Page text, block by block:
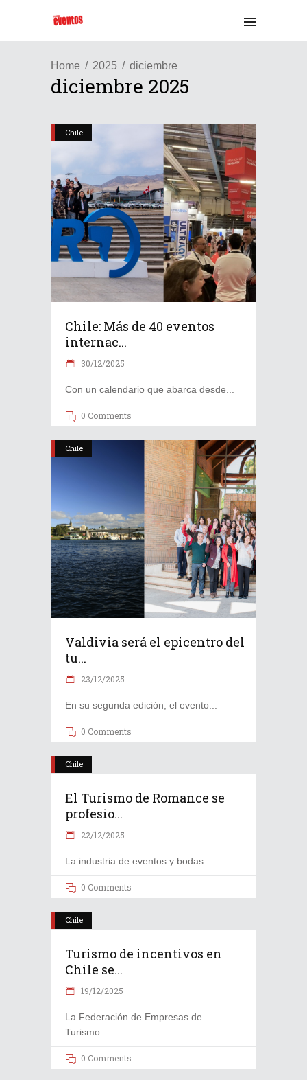
Home 2025 diciembre
diciembre 2025
Chile
Chile: Más de 40 eventos
internac...
30/12/2025
Con un calendario que abarca desde
0 Comments
Chile
Valdivia será el epicentro del
tu...
23/12/2025
En su segunda edición, el evento
0 Comments
Chile
El Turismo de Romance se
profesio...
22/12/2025
La industria de eventos y bodas
0 Comments
Chile
Turismo de incentivos en
Chile se...
19/12/2025
La Federación de Empresas de
Turismo
0 Comments